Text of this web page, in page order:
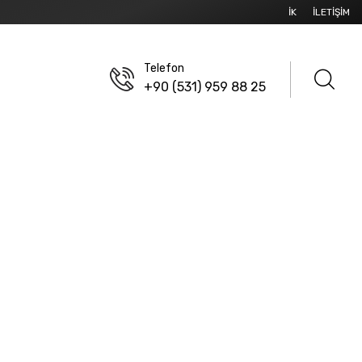
İK İLETIŞIM
Telefon
+90 (531) 959 88 25